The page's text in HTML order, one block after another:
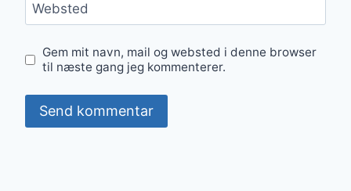
Websted
Gem mit navn, mail og websted i denne browser
til næste gang jeg kommenterer.